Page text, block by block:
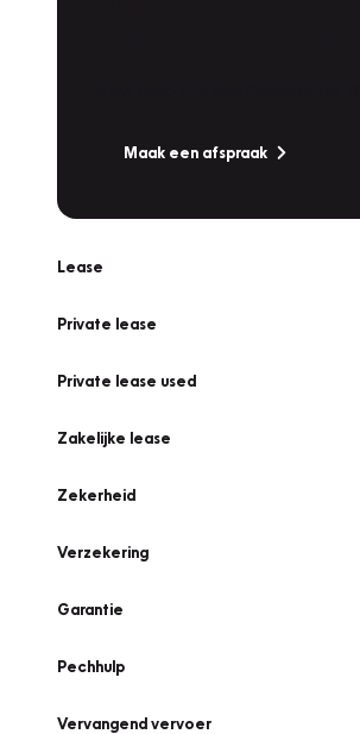
Maak een afspraak
Lease
Private lease
Private lease used
Zakelijke lease
Zekerheid
Verzekering
Garantie
Pechhulp
Vervangend vervoer